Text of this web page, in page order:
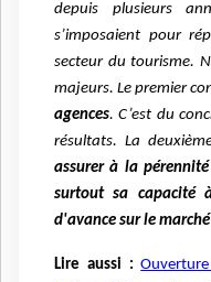
depuis plusieurs
s’imposaient pour
secteur du tourisme.
majeurs. Le premier
agences. C’est du
résultats. La
assurer à la
surtout sa capacité
d'avance sur le
Lire aussi :